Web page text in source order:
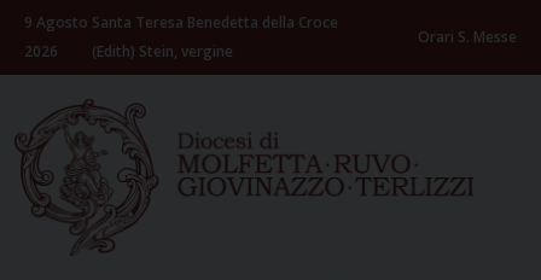
Skip
content
9 Agosto
2026
Santa Teresa Benedetta della Croce
(Edith) Stein, vergine
Orari S. Messe